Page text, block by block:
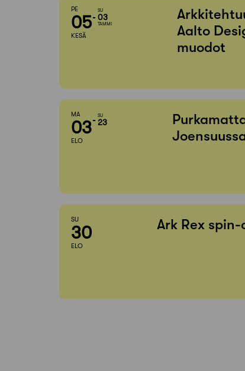
PE
05
KESÄ
SU
03
TAMMI
Aalto
muodot
MA
03
ELO
SU
23
SU
30
ELO
Ark Rex